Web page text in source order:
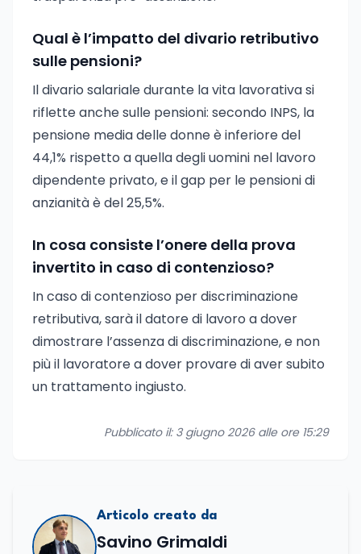
Qual è l’impatto del divario retributivo
sulle pensioni?
Il divario salariale durante la vita lavorativa si
riflette anche sulle pensioni: secondo INPS, la
pensione media delle donne è inferiore del
44,1% rispetto a quella degli uomini nel lavoro
dipendente privato, e il gap per le pensioni di
anzianità è del 25,5%.
In cosa consiste l’onere della prova
invertito in caso di contenzioso?
In caso di contenzioso per discriminazione
retributiva, sarà il datore di lavoro a dover
dimostrare l’assenza di discriminazione, e non
più il lavoratore a dover provare di aver subito
un trattamento ingiusto.
Pubblicato il: 3 giugno 2026 alle ore 15:29
Articolo creato da
Savino Grimaldi